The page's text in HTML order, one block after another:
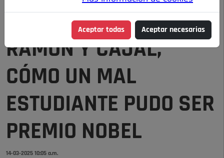
RAMÓN Y CAJAL, CÓMO UN MAL ESTUDIANTE PUDO SER PREMIO
RAMÓN Y CAJAL,
CÓMO UN MAL
ESTUDIANTE PUDO SER
PREMIO NOBEL
14-03-2025 10:05 a.m.
Aceptar todas Aceptar necesarias